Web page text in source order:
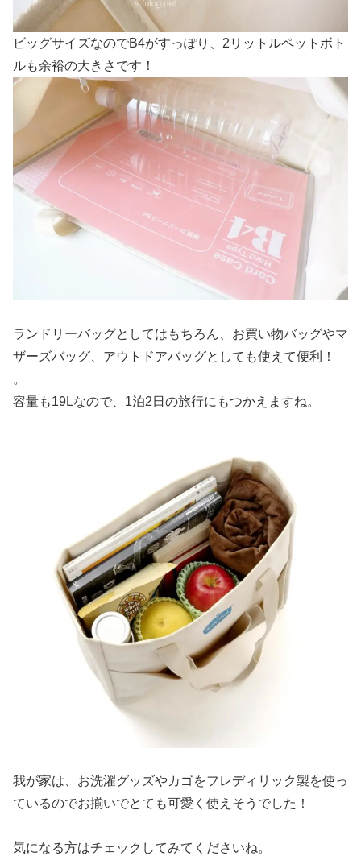
ビッグサイズなのでB4がすっぽり、2リットルペットボト
ルも余裕の大きさです！
ランドリーバッグとしてはもちろん、お買い物バッグやマ
ザーズバッグ、アウトドアバッグとしても使えて便利！
。
容量も19Lなので、1泊2日の旅行にもつかえますね。
我が家は、お洗濯グッズやカゴをフレディリック製を使っ
ているのでお揃いでとても可愛く使えそうでした！
気になる方はチェックしてみてくださいね。